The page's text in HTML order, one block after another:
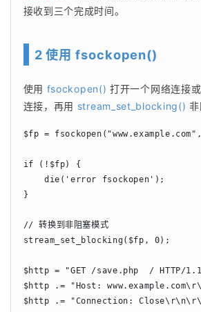
接收到三个完成时间。
2 使用 fsockopen()
使用 fsockopen() 打开一个网络连接
连接，再用 stream_set_blocking() 非
$fp =
if (!$fp) {
    die('error fsockopen');
}
// 转换到非阻塞模式
stream_set_blocking($fp, 0);
$http = "GET /save.php  / HTTP/
$http .= "Host:
$http .= "Connection: